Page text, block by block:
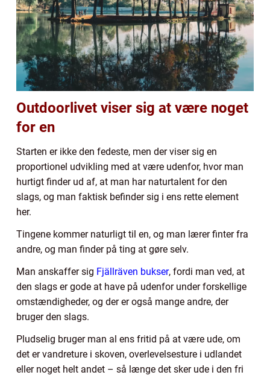
Outdoorlivet viser sig at være noget
for en
Starten er ikke den fedeste, men der viser sig en
proportionel udvikling med at være udenfor, hvor man
hurtigt finder ud af, at man har naturtalent for den
slags, og man faktisk befinder sig i ens rette element
her.
Tingene kommer naturligt til en, og man lærer finter fra
andre, og man finder på ting at gøre selv.
Man anskaffer sig Fjällräven bukser, fordi man ved, at
den slags er gode at have på udenfor under forskellige
omstændigheder, og der er også mange andre, der
bruger den slags.
Pludselig bruger man al ens fritid på at være ude, om
det er vandreture i skoven, overlevelsesture i udlandet
eller noget helt andet – så længe det sker ude i den fri